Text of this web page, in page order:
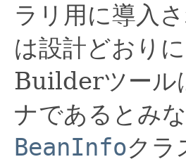
ラリ用に導入さ
は設計どおりに
Builderツール
ナであるとみな
BeanInfoクラ